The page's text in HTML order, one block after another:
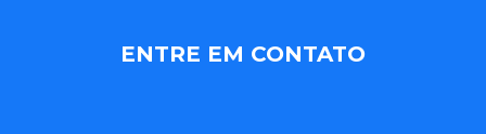
ENTRE EM CONTATO